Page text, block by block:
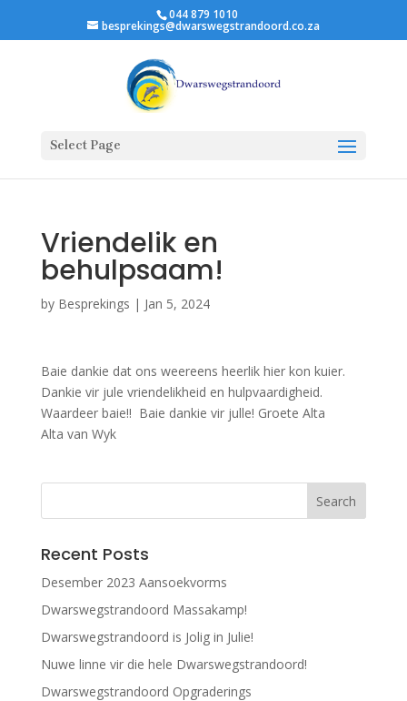
044 879 1010
besprekings@dwarswegstrandoord.co.za
Select Page
Vriendelik en
behulpsaam!
by Besprekings | Jan 5, 2024
Baie dankie dat ons weereens heerlik hier kon kuier.
Dankie vir jule vriendelikheid en hulpvaardigheid.
Waardeer baie!! Baie dankie vir julle! Groete Alta
Alta van Wyk
Recent Posts
Desember 2023 Aansoekvorms
Dwarswegstrandoord Massakamp!
Dwarswegstrandoord is Jolig in Julie!
Nuwe linne vir die hele Dwarswegstrandoord!
Dwarswegstrandoord Opgraderings